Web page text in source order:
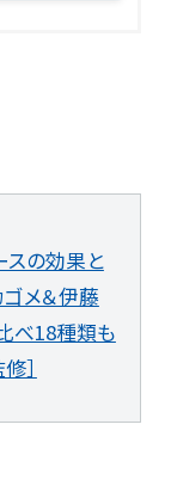
スの効果と
メ＆伊藤
べ18種類も
］